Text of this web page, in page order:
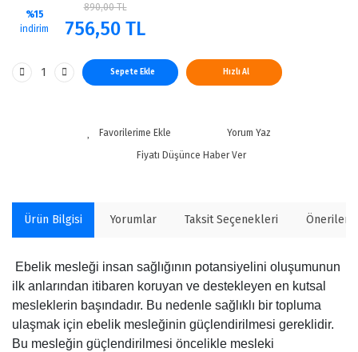
%15
indirim
890,00 TL
756,50 TL
Sepete Ekle Hızlı Al
Yorum Yaz
Fiyatı Düşünce Haber Ver
Ürün Bilgisi Yorumlar Taksit Seçenekleri
Ebelik mesleği insan sağlığının potansiyelini oluşumunun
ilk anlarından itibaren koruyan ve destekleyen en kutsal
mesleklerin başındadır. Bu nedenle sağlıklı bir topluma
ulaşmak için ebelik mesleğinin güçlendirilmesi gereklidir.
Bu mesleğin güçlendirilmesi öncelikle mesleki